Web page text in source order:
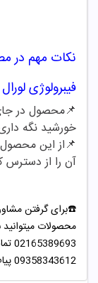
نکات مهم در
فیبرولوژی لورال
📌محصول در
خورشید نگه
آن را از دسترس
☎️برای گرفتن
محصولات
09358343612 پیام دهید.